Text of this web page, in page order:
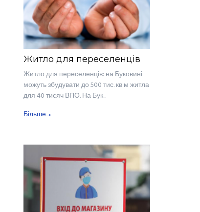
Житло для переселенців
Житло для переселенців: на Буковині
можуть збудувати до 500 тис. кв м житла
для 40 тисяч ВПО. На Бук...
Більше